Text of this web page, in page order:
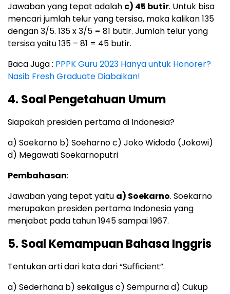
Jawaban yang tepat adalah c) 45 butir. Untuk bisa
mencari jumlah telur yang tersisa, maka kalikan 135
dengan 3/5. 135 x 3/5 = 81 butir. Jumlah telur yang
tersisa yaitu 135 – 81 = 45 butir.
Baca Juga : PPPK Guru 2023 Hanya untuk Honorer?
Nasib Fresh Graduate Diabaikan!
4. Soal Pengetahuan Umum
Siapakah presiden pertama di Indonesia?
a) Soekarno b) Soeharno c) Joko Widodo (Jokowi)
d) Megawati Soekarnoputri
Pembahasan:
Jawaban yang tepat yaitu a) Soekarno. Soekarno
merupakan presiden pertama Indonesia yang
menjabat pada tahun 1945 sampai 1967.
5. Soal Kemampuan Bahasa Inggris
Tentukan arti dari kata dari “Sufficient”.
a) Sederhana b) sekaligus c) Sempurna d) Cukup